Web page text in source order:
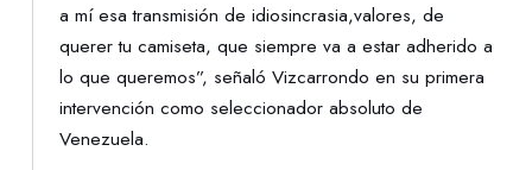
a mí esa transmisión de idiosincrasia,valores, de
querer tu camiseta, que siempre va a estar adherido a
lo que queremos”, señaló Vizcarrondo en su primera
intervención como seleccionador absoluto de
Venezuela.